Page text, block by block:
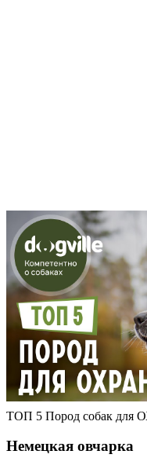
ТОП 5 Пород собак для
Немецкая овчарка